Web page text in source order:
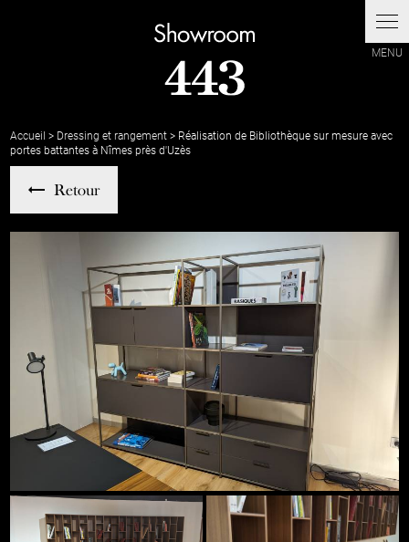
Accueil > Dressing et rangement> Réalisation de Bibliothèque sur mesure avec
portes battantes à Nîmes près d'Uzès
Retour